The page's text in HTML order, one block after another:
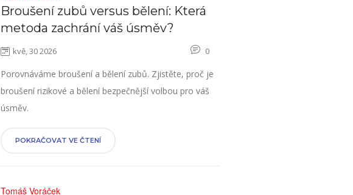
Broušení zubů versus bělení: Která
metoda zachrání váš úsměv?
kvě, 30 2026 0
Porovnáváme broušení a bělení zubů. Zjistěte, proč je
broušení rizikové a bělení bezpečnější volbou pro váš
úsměv.
POKRAČOVAT VE ČTENÍ
Tomáš Voráček